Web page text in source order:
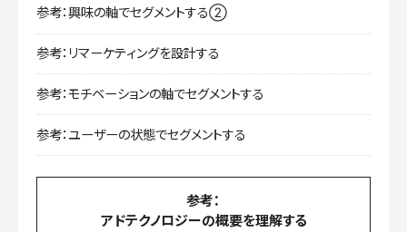
参考：興味の軸でセグメントする②
参考：リマーケティングを設計する
参考：モチベーションの軸でセグメントする
参考：ユーザーの状態でセグメントする
参考：
アドテクノロジーの概要を理解する